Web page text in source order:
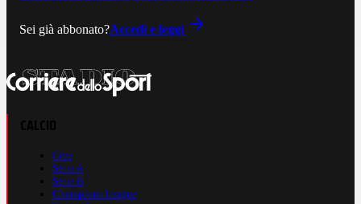
Sei già abbonato?Accedi e leggi
Live
Serie A
Serie B
Champions League